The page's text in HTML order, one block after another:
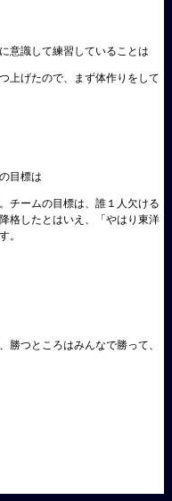
意識して練習していることは
上げたので、まず体作りをして
目標は
チームの目標は、誰１人欠ける
格したとはいえ、「やはり東洋
。
勝つところはみんなで勝って、